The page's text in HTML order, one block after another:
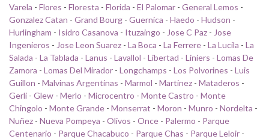
Varela - Flores - Floresta - Florida - El Palomar - General Lemos -
Gonzalez Catan - Grand Bourg - Guernica - Haedo - Hudson -
Hurlingham - Isidro Casanova - Ituzaingo - Jose C Paz - Jose
Ingenieros - Jose Leon Suarez - La Boca - La Ferrere - La Lucila - La
Salada - La Tablada - Lanus - Lavallol - Libertad - Liniers - Lomas De
Zamora - Lomas Del Mirador - Longchamps - Los Polvorines - Luis
Guillon - Malvinas Argentinas - Marmol - Martinez - Mataderos -
Gerli - Glew - Merlo - Microcentro - Monte Castro - Monte
Chingolo - Monte Grande - Monserrat - Moron - Munro - Nordelta -
Nuñez - Nueva Pompeya - Olivos - Once - Palermo - Parque
Centenario - Parque Chacabuco - Parque Chas - Parque Leloir -